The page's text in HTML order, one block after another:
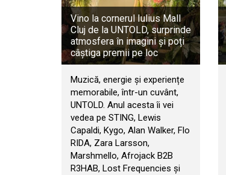
Vino la cornerul Iulius Mall
Cluj de la UNTOLD, surprinde
atmosfera în imagini și poți
câștiga premii pe loc
Muzică, energie și experiențe
memorabile, într-un cuvânt,
UNTOLD. Anul acesta îi vei
vedea pe STING, Lewis
Capaldi, Kygo, Alan Walker, Flo
RIDA, Zara Larsson,
Marshmello, Afrojack B2B
R3HAB, Lost Frequencies și